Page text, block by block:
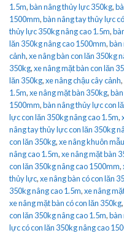
1.5m,bàn nâng thủy lực 350kg,
1500mm,bàn nâng tay thủy lực
thủy lực 350kg nâng cao 1.5m,
lăn 350kg nâng cao 1500mm,bàn
cảnh,xe nâng bàn con lăn 350kg
350kg,xe nâng mặt bàn con lăn
lăn 350kg,xe nâng chậu cây cảnh,
1.5m,xe nâng mặt bàn 350kg,
1500mm,bàn nâng thủy lực con
lực con lăn 350kg nâng cao 1.5m,
nâng tay thủy lực con lăn 350kg
con lăn 350kg,xe nâng khuôn mẫu
nâng cao 1.5m,xe nâng mặt bàn
con lăn 350kg nâng cao 1500mm,
thủy lực,xe nâng bàn có con lăn
350kg nâng cao 1.5m,xe nâng
xe nâng mặt bàn có con lăn 350kg,
con lăn 350kg nâng cao 1.5m,bàn
lực có con lăn 350kg nâng cao